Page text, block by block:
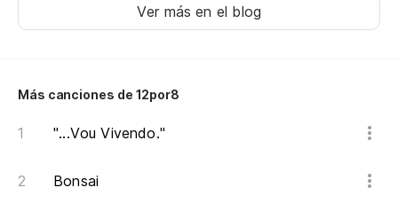
Ver más en el blog
Más canciones de 12por8
"...Vou Vivendo."
Bonsai